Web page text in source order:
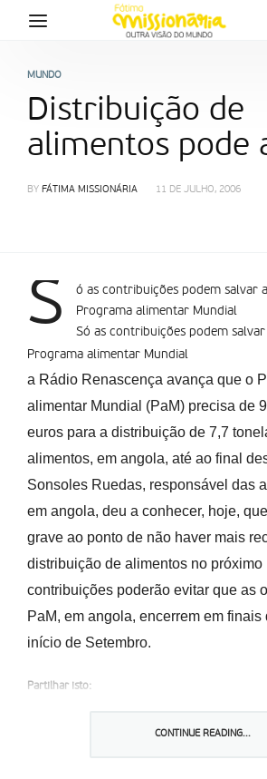
MUNDO
Distribuição de
alimentos pode
BY FÁTIMA MISSIONÁRIA 11 DE JULHO, 2006
S
ó as contribuições podem salvar
Programa alimentar Mundial
Só as contribuições podem
Programa alimentar Mundial
a Rádio Renascença avança que o
alimentar Mundial (PaM) precisa de
euros para a distribuição de 7,7
alimentos, em angola, até ao final
Sonsoles Ruedas, responsável das
em angola, deu a conhecer, hoje,
grave ao ponto de não haver mais
distribuição de alimentos no próximo
contribuições poderão evitar que as
PaM, em angola, encerrem em finais
início de Setembro.
Partilhar isto:
CONTINUE READING...